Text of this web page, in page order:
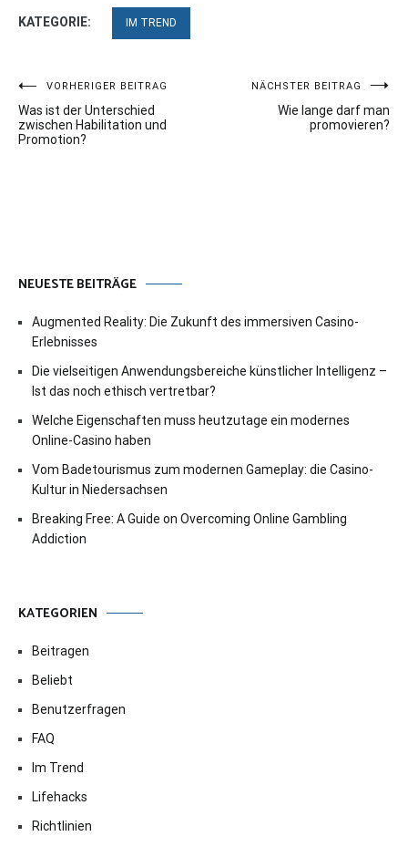
KATEGORIE: IM TREND
Beitragsnavigation
VORHERIGER BEITRAG
Was ist der Unterschied
zwischen Habilitation und
Promotion?
NÄCHSTER BEITRAG
Wie lange darf man
promovieren?
NEUESTE BEITRÄGE
Augmented Reality: Die Zukunft des immersiven Casino-
Erlebnisses
Die vielseitigen Anwendungsbereiche künstlicher Intelligenz –
Ist das noch ethisch vertretbar?
Welche Eigenschaften muss heutzutage ein modernes
Online-Casino haben
Vom Badetourismus zum modernen Gameplay: die Casino-
Kultur in Niedersachsen
Breaking Free: A Guide on Overcoming Online Gambling
Addiction
KATEGORIEN
Beitragen
Beliebt
Benutzerfragen
FAQ
Im Trend
Lifehacks
Richtlinien